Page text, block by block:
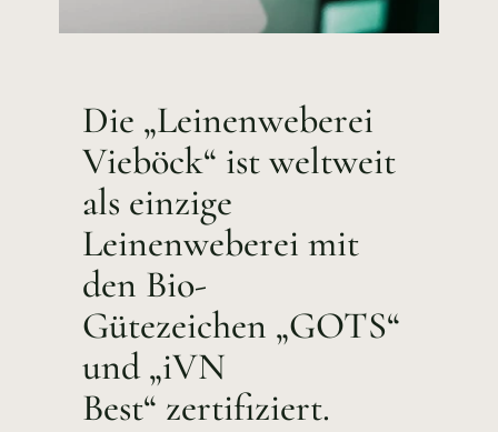
Die „Leinenweberei
Vieböck“ ist weltweit
als einzige
Leinenweberei mit
den Bio-
Gütezeichen „GOTS“
und „iVN
Best“ zertifiziert.